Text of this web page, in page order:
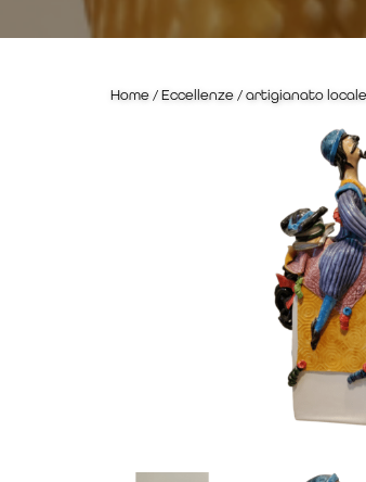
Home / Eccellenze / artigianato locale